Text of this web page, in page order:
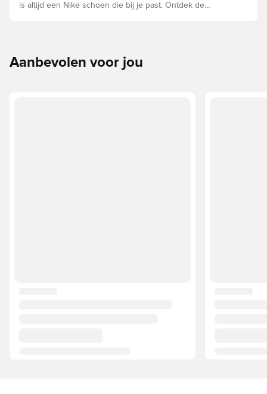
is altijd een Nike schoen die bij je past. Ontdek de
Aanbevolen voor jou